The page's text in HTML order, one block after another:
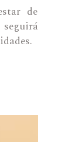
de